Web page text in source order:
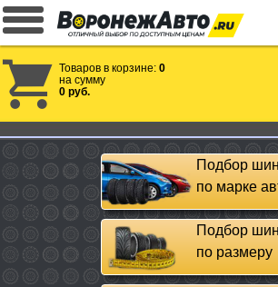
Товаров в корзине: 0
на сумму
0 руб.
Подбор шин
по марке
Подбор шин
по размеру